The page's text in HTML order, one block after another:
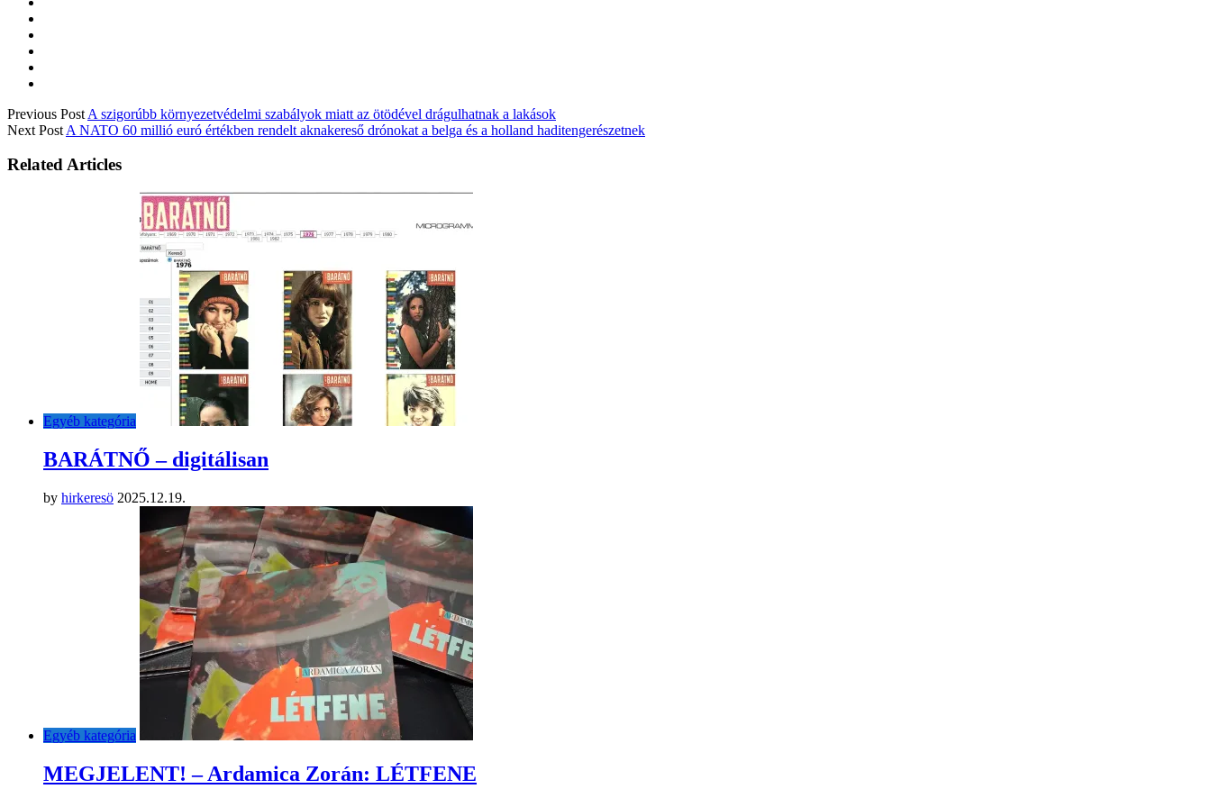
Previous Post A szigorúbb környezetvédelmi szabályok miatt az ötödével drágulhatnak a lakások
Next Post A NATO 60 millió euró értékben rendelt aknakereső drónokat a belga és a holland haditengerészetnek
Related Articles
Egyéb kategória
BARÁTNŐ – digitálisan
by hirkeresö 2025.12.19.
Egyéb kategória
MEGJELENT! – Ardamica Zorán: LÉTFENE